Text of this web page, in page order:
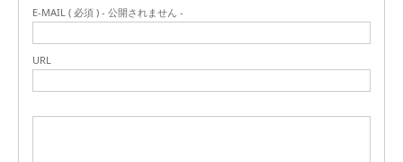
E-MAIL ( 必須 ) - 公開されません -
URL